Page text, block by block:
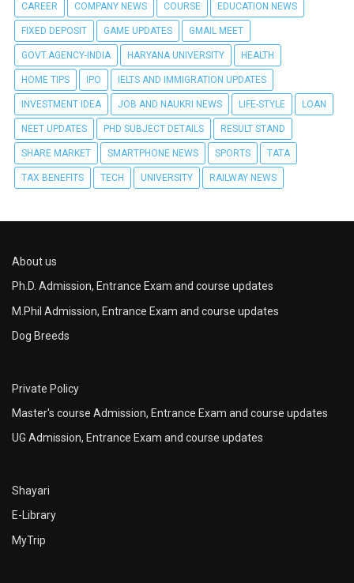
CAREER COMPANY NEWS COURSE EDUCATION NEWS
FIXED DEPOSIT GAME UPDATES GMAIL MEET
GOVT.AGENCY-INDIA HARYANA UNIVERSITY HEALTH
HOME TIPS IPO IELTS AND IMMIGRATION UPDATES
INVESTMENT IDEA JOB AND NAUKRI NEWS LIFE-STYLE LOAN
NEET UPDATES PHD SUBJECT DETAILS RESULT STAND
SHARE MARKET SMARTPHONE NEWS SPORTS TATA
TAX BENEFITS TECH UNIVERSITY RAILWAY NEWS
About us
Ph.D. Admission, Entrance Exam and course updates
M.Phil Admission, Entrance Exam and course updates
Dog Breeds
Private Policy
Master's course Admission, Entrance Exam and course updates
UG Admission, Entrance Exam and course updates
Shayari
E-Library
MyTrip